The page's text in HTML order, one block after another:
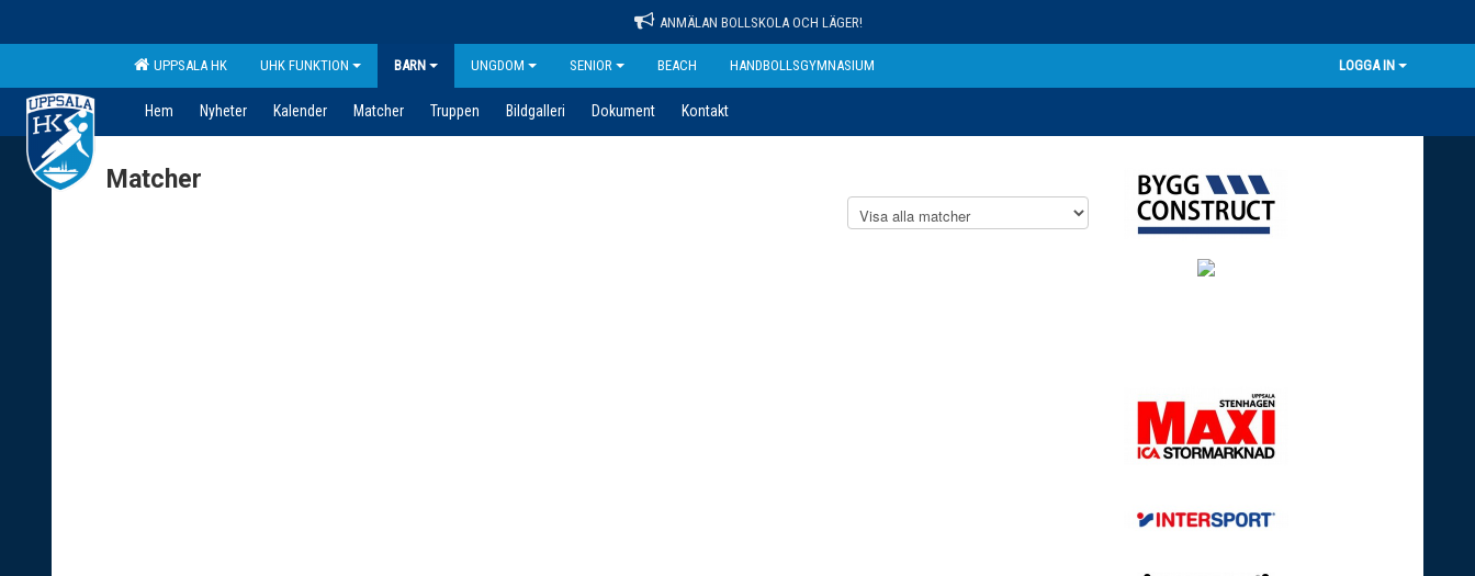
ANMÄLAN BOLLSKOLA OCH LÄGER!
UPPSALA HK UHK FUNKTION BARN UNGDOM SENIOR BEACH HANDBOLLSGYMNASIUM LOGGA IN
Hem Nyheter Kalender Matcher Truppen Bildgalleri Dokument Kontakt
Matcher